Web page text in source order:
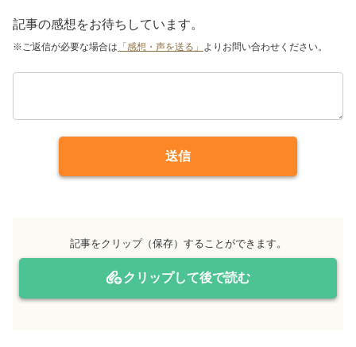
記事の感想をお待ちしています。
※ご返信が必要な場合は 「感想・声を送る」 よりお問い合わせください。
送信
記事をクリップ（保存）することができます。
クリップして後で読む